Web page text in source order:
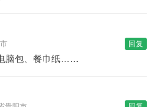
回复
脑包、餐巾纸……